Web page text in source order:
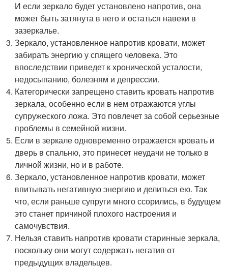
И если зеркало будет установлено напротив, она
может быть затянута в него и остаться навеки в
зазеркалье.
Зеркало, установленное напротив кровати, может
забирать энергию у спящего человека. Это
впоследствии приведет к хронической усталости,
недосыпанию, болезням и депрессии.
Категорически запрещено ставить кровать напротив
зеркала, особенно если в нем отражаются углы
супружеского ложа. Это повлечет за собой серьезные
проблемы в семейной жизни.
Если в зеркале одновременно отражается кровать и
дверь в спальню, это принесет неудачи не только в
личной жизни, но и в работе.
Зеркало, установленное напротив кровати, может
впитывать негативную энергию и делиться ею. Так
что, если раньше супруги много ссорились, в будущем
это станет причиной плохого настроения и
самочувствия.
Нельзя ставить напротив кровати старинные зеркала,
поскольку они могут содержать негатив от
предыдущих владельцев.